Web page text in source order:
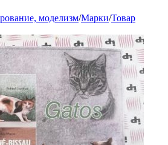
моделизм/Марки/Товар